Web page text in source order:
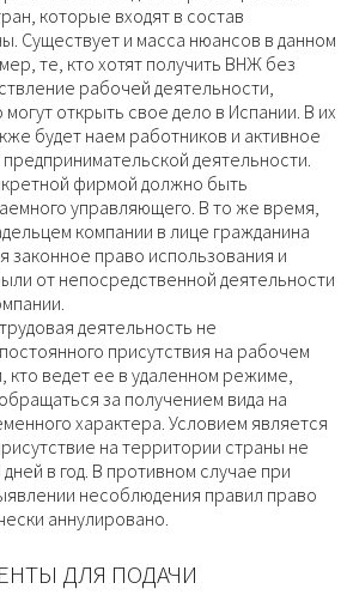
которые входят в состав
Существует и масса нюансов в данном
те, кто хотят получить ВНЖ без
рабочей деятельности,
открыть свое дело в Испании. В их
будет наем работников и активное
деятельности.
фирмой должно быть
управляющего. В то же время,
компании в лице гражданина
законное право использования и
от непосредственной деятельности
деятельность не
присутствия на рабочем
кто ведет ее в удаленном режиме,
за получением вида на
характера. Условием является
на территории страны не
в год. В противном случае при
несоблюдения правил право
аннулировано.
ДЛЯ ПОДАЧИ